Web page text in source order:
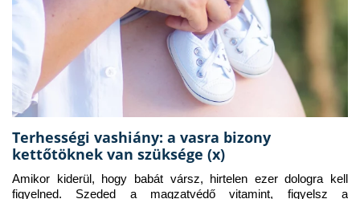
Terhességi vashiány: a vasra bizony
kettőtöknek van szüksége (x)
Amikor kiderül, hogy babát vársz, hirtelen ezer dologra kell
figyelned. Szeded a magzatvédő vitamint, figyelsz a